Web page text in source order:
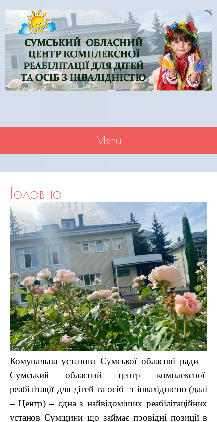
Menu
Головна
Комунальна установа Сумської обласної ради –
Сумський обласний центр комплексної
реабілітації для дітей та осіб з інвалідністю (далі
– Центр) – одна з найвідоміших реабілітаційних
установ Сумщини що займає провідні позиції в